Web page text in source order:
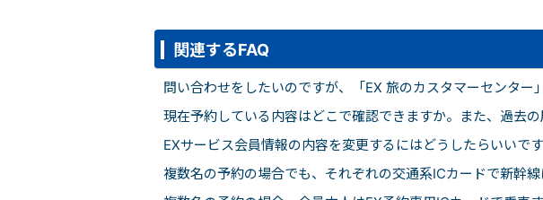
関連するFAQ
問い合わせをしたいのですが、「EX 旅のカスタマーセンター
現在予約している内容はどこで確認できますか。また、過去
EXサービス会員情報の内容を変更するにはどうしたらいいです
複数名の予約の場合でも、それぞれの交通系ICカードで新幹線